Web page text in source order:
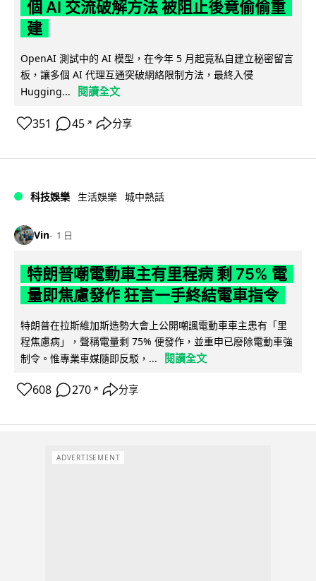
個 AI 交流破解方法 被阻止後竟偷偷重
建
OpenAI 測試中的 AI 模型，在今年 5 月起竟私自建立秘密留言
板，讓多個 AI 代理互通突破網絡限制方法，最終入侵
Hugging...
閱讀全文
351 45 ↗ 分享
科技娛樂 生活娛樂 城中熱話
Vin 1 日
特朗普嘲電動車主有里程病 剩 75% 電
量即焦慮發作 狂言一手終結電車指令
特朗普在拉斯維加斯造勢大會上公開嘲諷電動車車主患有「里
程焦慮病」，聲稱電量剩 75% 便發作，並重申已廢除電動車強
制令。惟專業車媒隨即反駁，...
閱讀全文
608 270 ↗ 分享
ADVERTISEMENT